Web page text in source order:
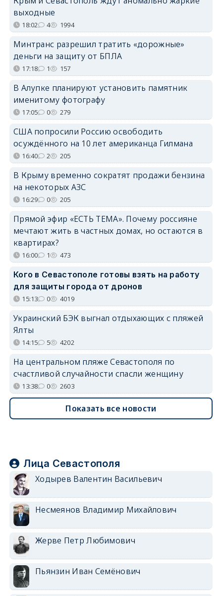
выходные
18:02 4 1994
Минтранс разрешил тратить «дорожные»
деньги на защиту от БПЛА
17:18 1 157
В Алупке планируют установить памятник
именитому фотографу
17:05 0 279
США попросили Россию освободить
осуждённого на 10 лет американца Гилмана
16:40 2 205
В Крыму временно сократят продажи бензина
на некоторых АЗС
16:29 0 205
Прямой эфир «ЕСТЬ ТЕМА». Почему россияне
мечтают жить в частных домах, но остаются в
квартирах?
16:00 1 473
Кого в Севастополе готовы взять на работу
для защиты города от дронов
15:13 0 4019
Украинский БЭК выгнал отдыхающих с пляжей
Ялты
14:15 5 4202
На центральном пляже Севастополя по
счастливой случайности спасли женщину
13:38 0 2603
Показать все новости
Лица Севастополя
Ходырев Валентин Васильевич
Несмеянов Владимир Михайлович
Жерве Петр Любимович
Пьянзин Иван Семёнович